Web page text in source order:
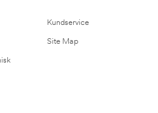
Kundservice
Site Map